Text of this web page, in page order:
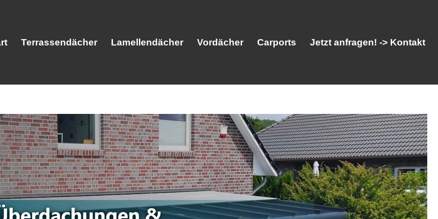
Terrassendächer Lamellendächer Vordächer Carports Jetzt anfragen! -> Kontakt